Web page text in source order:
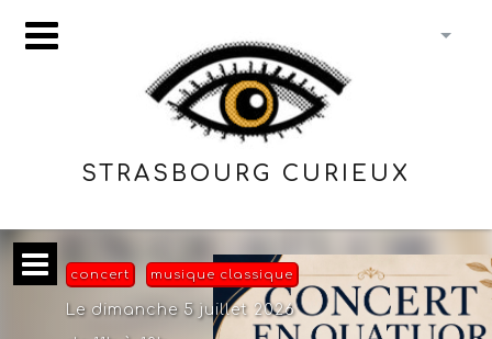
STRASBOURG CURIEUX
concert musique classique
Le dimanche 5 juillet 2026